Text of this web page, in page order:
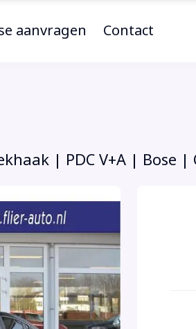
aanvragen Contact
| PDC V+A | Bose |